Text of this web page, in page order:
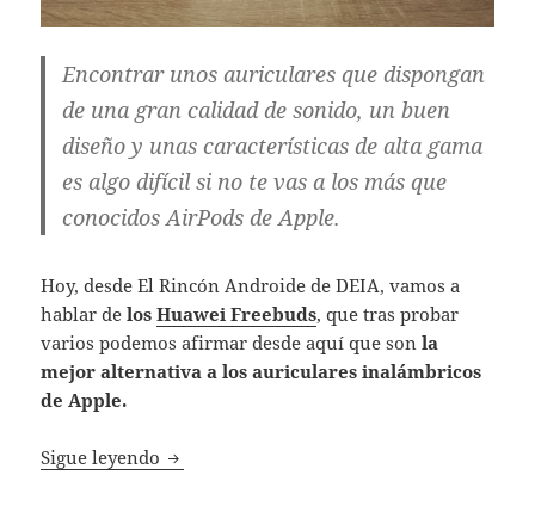
Encontrar unos auriculares que dispongan
de una gran calidad de sonido, un buen
diseño y unas características de alta gama
es algo difícil si no te vas a los más que
conocidos AirPods de Apple.
Hoy, desde El Rincón Androide de DEIA, vamos a
hablar delosHuawei Freebuds, que tras probar
varios podemos afirmar desde aquí que sonla
mejor alternativa a los auriculares inalámbricos
de Apple.
Sigue leyendo Huawei Freebuds, una excelente